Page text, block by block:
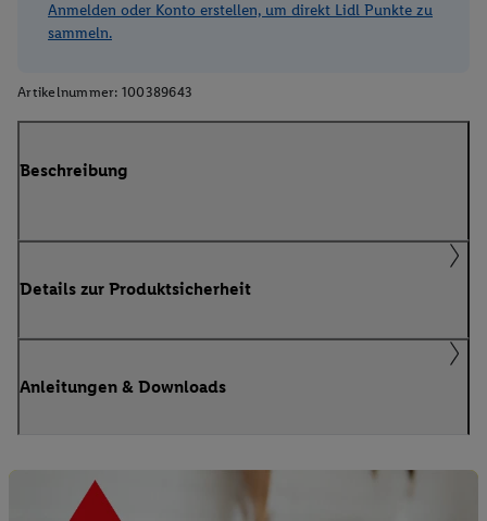
Anmelden oder Konto erstellen, um direkt Lidl Punkte zu
sammeln.
Artikelnummer: 100389643
Beschreibung
Details zur Produktsicherheit
Anleitungen & Downloads